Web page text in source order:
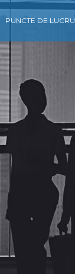
PUNCTE DE LUCRU